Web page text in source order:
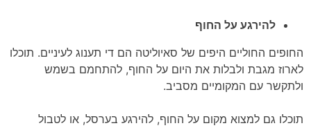
להירגע על החוף
החופים החוליים היפים של סאיוליטה הם די תענוג לעיניים. תוכלו
לארוז מגבת ולבלות את היום על החוף, להתחמם בשמש
ולתקשר עם המקומיים מסביב.
תוכלו גם למצוא מקום על החוף, להירגע בערסל, או לטבול